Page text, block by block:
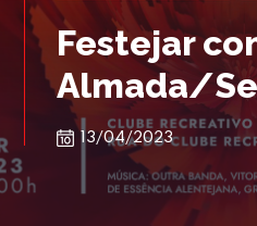
Festejar
Almada/
13/04/2023